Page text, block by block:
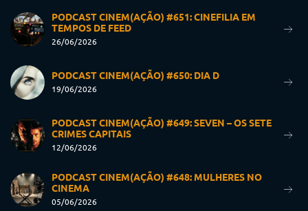
PODCAST CINEM(AÇÃO) #651: CINEFILIA EM
TEMPOS DE FEED
26/06/2026
PODCAST CINEM(AÇÃO) #650: DIA D
19/06/2026
PODCAST CINEM(AÇÃO) #649: SEVEN – OS SETE
CRIMES CAPITAIS
12/06/2026
PODCAST CINEM(AÇÃO) #648: MULHERES NO
CINEMA
05/06/2026